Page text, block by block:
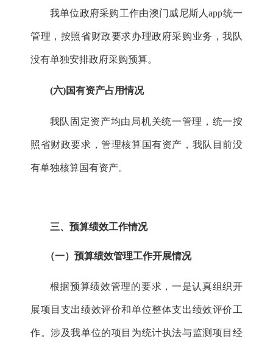
我单位政府采购工作由澳门威尼斯人app统一
管理，按照省财政要求办理政府采购业务，我队
没有单独安排政府采购预算。
(六)国有资产占用情况
我队固定资产均由局机关统一管理，统一按
照省财政要求，管理核算国有资产，我队目前没
有单独核算国有资产。
三、预算绩效工作情况
（一）预算绩效管理工作开展情况
根据预算绩效管理的要求，一是认真组织开
展项目支出绩效评价和单位整体支出绩效评价工
作。涉及我单位的项目为统计执法与监测项目经